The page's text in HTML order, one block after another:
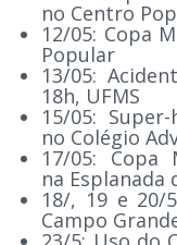
no Centro
12/05: Copa
Popular
13/05:
18h, UFMS
15/05:
no Colégio
17/05: Copa
na Esplanada
18/, 19 e 20/
Campo